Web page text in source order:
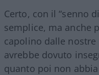
Certo, con il “senno
semplice, ma anche
capolino dalle nostre
avrebbe dovuto
quanto poi non